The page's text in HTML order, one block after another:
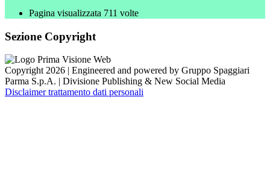
Pagina visualizzata 711 volte
Sezione Copyright
Copyright 2026 | Engineered and powered by Gruppo Spaggiari
Parma S.p.A. | Divisione Publishing & New Social Media
Disclaimer trattamento dati personali